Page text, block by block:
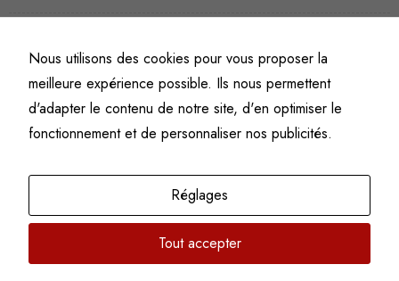
©Fine art numismatics– Tous droits réservés.
Politique de confidentialitéConditions générales de vente et d’utilisation
Mentions légales
Nous utilisons des cookies pour vous proposer la
meilleure expérience possible. Ils nous permettent
d'adapter le contenu de notre site, d'en optimiser le
fonctionnement et de personnaliser nos publicités.
Réglages
Tout accepter
fonctionnalité
et la
structure du
site Web, en
l'usage qu'il